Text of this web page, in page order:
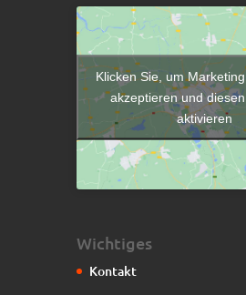
Klicken Sie, um
akzeptieren und
aktivieren
Wichtiges
Kontakt